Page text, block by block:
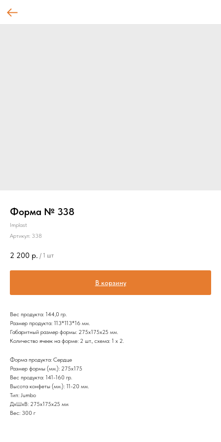
Форма № 338
Implast
Артикул: 338
2 200 р. / 1 шт
В корзину
Вес продукта: 144,0 гр.
Размер продукта: 113*113*16 мм.
Габаритный размер формы: 275х175х25 мм.
Количество ячеек на форме: 2 шт., схема: 1 х 2.
Форма продукта: Сердце
Размер формы (мм.): 275х175
Вес продукта: 141-160 гр.
Высота конфеты (мм.): 11-20 мм.
Тип: Jumbo
ДxШxВ: 275x175x25 мм
Вес: 300 г